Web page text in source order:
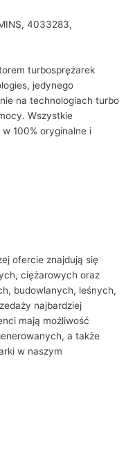
4033283,
turbosprężarek
jedynego
na technologiach turbo
Wszystkie
100% oryginalne i
ofercie znajdują się
ciężarowych oraz
budowlanych, leśnych,
najbardziej
mają możliwość
a także
w naszym